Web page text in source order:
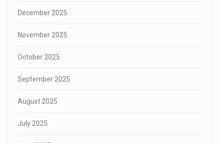
December 2025
November 2025
October 2025
September 2025
August 2025
July 2025